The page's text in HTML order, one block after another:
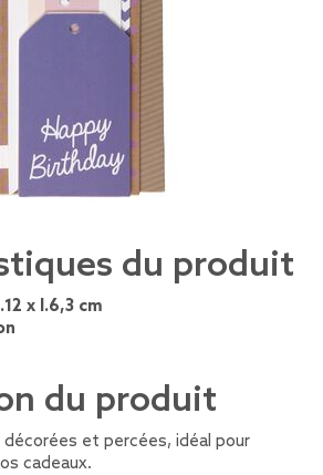
du produit
x l.6,3 cm
du produit
et percées, idéal pour
cadeaux.